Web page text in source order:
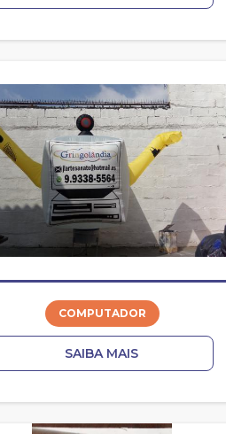
COMPUTADOR
SAIBA MAIS